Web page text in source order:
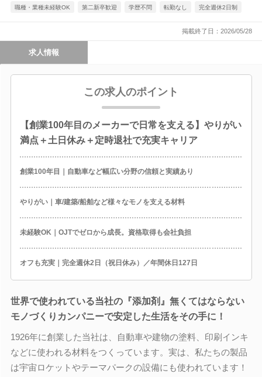
職種・業種未経験OK 第二新卒歓迎 学歴不問 転勤なし 完全週休2日制
掲載終了日：2026/05/28
求人情報
この求人のポイント
【創業100年目のメーカーで日常を支える】やりがい
満点＋土日休み＋定時退社で充実キャリア
創業100年目｜自動車など幅広い分野の信頼と実績あり
やりがい｜車/建築/船舶など様々なモノを支える材料
未経験OK｜OJTでゼロから成長。資格取得も会社負担
オフも充実｜完全週休2日（祝日休み）／年間休日127日
世界で使われている当社の『添加剤』無くてはならない
モノづくりカンパニーで安定した生活をその手に！
1926年に創業した当社は、自動車や建物の塗料、印刷インキ
などに使われる材料をつくっています。実は、私たちの製品
は宇宙ロケットやテーマパークの設備にも使われています！